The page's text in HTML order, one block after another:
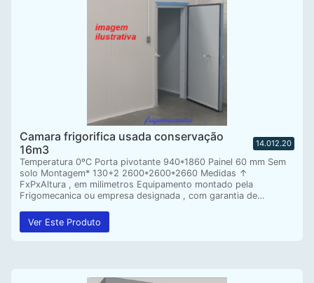
Camara frigorifica usada conservação
16m3
14.012.20
Temperatura 0ºC Porta pivotante 940*1860 Painel 60 mm Sem
solo Montagem* 130+2 2600*2600*2660 Medidas ↑
FxPxAltura , em milimetros Equipamento montado pela
Frigomecanica ou empresa designada , com garantia de…
Ver Este Produto